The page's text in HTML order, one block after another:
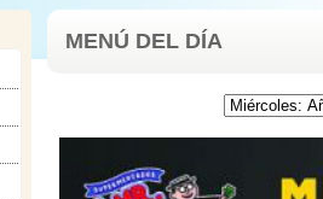
MENÚ DEL DÍA